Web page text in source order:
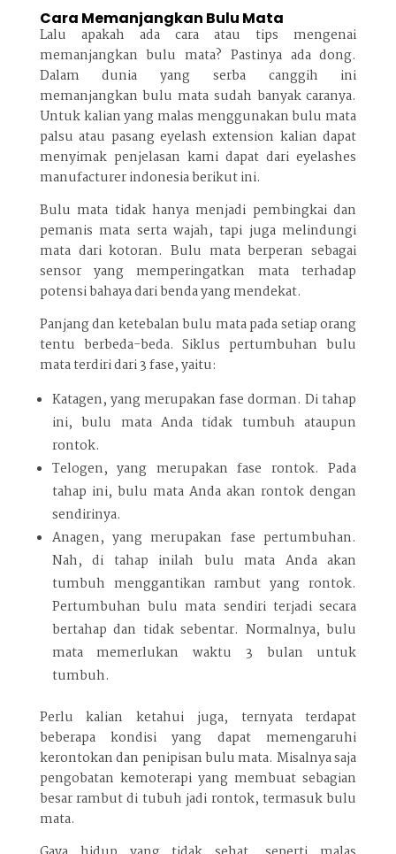
Cara Memanjangkan Bulu Mata
Lalu apakah ada cara atau tips mengenai
memanjangkan bulu mata? Pastinya ada dong.
Dalam dunia yang serba canggih ini
memanjangkan bulu mata sudah banyak caranya.
Untuk kalian yang malas menggunakan bulu mata
palsu atau pasang eyelash extension kalian dapat
menyimak penjelasan kami dapat dari eyelashes
manufacturer indonesia berikut ini.
Bulu mata tidak hanya menjadi pembingkai dan
pemanis mata serta wajah, tapi juga melindungi
mata dari kotoran. Bulu mata berperan sebagai
sensor yang memperingatkan mata terhadap
potensi bahaya dari benda yang mendekat.
Panjang dan ketebalan bulu mata pada setiap orang
tentu berbeda-beda. Siklus pertumbuhan bulu
mata terdiri dari 3 fase, yaitu:
Katagen, yang merupakan fase dorman. Di tahap
ini, bulu mata Anda tidak tumbuh ataupun
rontok.
Telogen, yang merupakan fase rontok. Pada
tahap ini, bulu mata Anda akan rontok dengan
sendirinya.
Anagen, yang merupakan fase pertumbuhan.
Nah, di tahap inilah bulu mata Anda akan
tumbuh menggantikan rambut yang rontok.
Pertumbuhan bulu mata sendiri terjadi secara
bertahap dan tidak sebentar. Normalnya, bulu
mata memerlukan waktu 3 bulan untuk
tumbuh.
Perlu kalian ketahui juga, ternyata terdapat
beberapa kondisi yang dapat memengaruhi
kerontokan dan penipisan bulu mata. Misalnya saja
pengobatan kemoterapi yang membuat sebagian
besar rambut di tubuh jadi rontok, termasuk bulu
mata.